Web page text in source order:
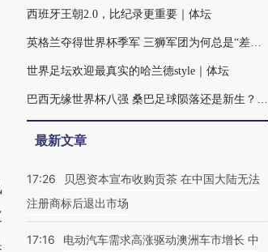
西班牙王朝2.0，比纪录更重要｜体坛
英格兰夺得世界杯季军 三狮军团为何总是“差一口气”？｜体坛
世界足坛欢迎最真实的哈兰德style｜体坛
巴西无缘世界杯八强 桑巴足球陨落还是新生？｜体坛
最新文章
17:26
贝恩资本宣布收购贡茶 在中国大陆无法
注册商标后退出市场
17:16
电动汽车需求高涨驱动澳洲车市增长 中